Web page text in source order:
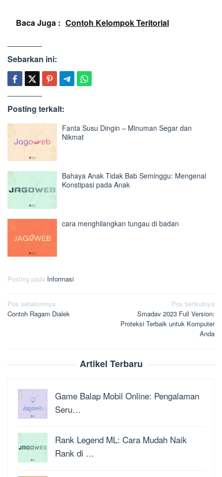
Baca Juga : Contoh Kelompok Teritorial
Sebarkan ini:
Posting terkait:
Fanta Susu Dingin – Minuman Segar dan
Nikmat
Bahaya Anak Tidak Bab Seminggu: Mengenal
Konstipasi pada Anak
cara menghilangkan tungau di badan
Posting pada Informasi
Navigasi
pos
Pos sebelumnya
Contoh Ragam Dialek
Pos berikutnya
Smadav 2023 Full Version:
Proteksi Terbaik untuk Komputer
Anda
Artikel Terbaru
Game Balap Mobil Online: Pengalaman
Seru…
Rank Legend ML: Cara Mudah Naik
Rank di …